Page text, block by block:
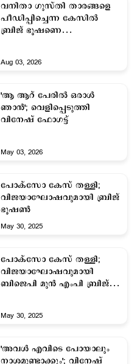
വനിതാ ഗുസ്തി താരങ്ങളെ
പീഡിപ്പിച്ചെന്ന കേസില്‍
ബ്രിജ് ഭൂഷണെ
Aug 03, 2026
'ആ ആറ് പേരില്‍ ഒരാള്‍
ഞാന്‍'; വെളിപ്പെടുത്തി
വിനേഷ് ഫോഗട്ട്
May 03, 2026
പോക്സോ കേസ് തള്ളി;
വിജയാഘോഷവുമായി ബ്രിജ്
ഭൂഷണ്‍
May 30, 2025
പോക്സോ കേസ് തള്ളി;
വിജയാഘോഷവുമായി
ബിജെപി മുന്‍ എംപി ബ്രിജ്
May 30, 2025
'അവള്‍ എവിടെ പോയാലും
നാശമുണ്ടാക്കും'; വിനേഷ്